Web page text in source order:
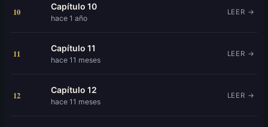
10
Capítulo 10
hace 1 año
LEER →
11
Capítulo 11
hace 11 meses
LEER →
12
Capítulo 12
hace 11 meses
LEER →